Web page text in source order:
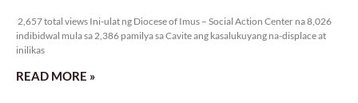
2,657 total views Ini-ulat ng Diocese of Imus – Social Action Center na 8,026
indibidwal mula sa 2,386 pamilya sa Cavite ang kasalukuyang na-displace at
inilikas
READ MORE »